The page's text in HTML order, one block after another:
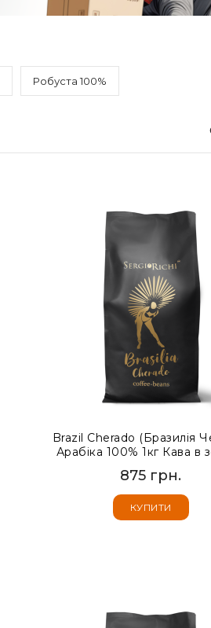
Робуста 100%
Brazil Cherado (Бразилія
Арабіка 100% 1кг Кава в
875 грн.
КУПИТИ